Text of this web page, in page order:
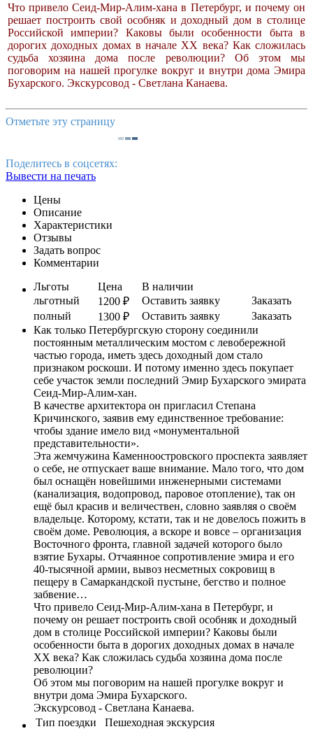
Что привело Сеид-Мир-Алим-хана в Петербург, и почему он
решает построить свой особняк и доходный дом в столице
Российской империи? Каковы были особенности быта в
дорогих доходных домах в начале XX века? Как сложилась
судьба хозяина дома после революции? Об этом мы
поговорим на нашей прогулке вокруг и внутри дома Эмира
Бухарского. Экскурсовод - Светлана Канаева.
Отметьте эту страницу
Поделитесь в соцсетях:
Вывести на печать
Цены
Описание
Характеристики
Отзывы
Задать вопрос
Комментарии
Льготы
Цена
В наличии
льготный
1200 ₽ Оставить заявку
Заказать
полный
1300 ₽ Оставить заявку
Заказать
Как только Петербургскую сторону соединили
постоянным металлическим мостом с левобережной
частью города, иметь здесь доходный дом стало
признаком роскоши. И потому именно здесь покупает
себе участок земли последний Эмир Бухарского эмирата
Сеид-Мир-Алим-хан.
В качестве архитектора он пригласил Степана
Кричинского, заявив ему единственное требование:
чтобы здание имело вид «монументальной
представительности».
Эта жемчужина Каменноостровского проспекта заявляет
о себе, не отпускает ваше внимание. Мало того, что дом
был оснащён новейшими инженерными системами
(канализация, водопровод, паровое отопление), так он
ещё был красив и величествен, словно заявляя о своём
владельце. Которому, кстати, так и не довелось пожить в
своём доме. Революция, а вскоре и вовсе – организация
Восточного фронта, главной задачей которого было
взятие Бухары. Отчаянное сопротивление эмира и его
40-тысячной армии, вывоз несметных сокровищ в
пещеру в Самаркандской пустыне, бегство и полное
забвение…
Что привело Сеид-Мир-Алим-хана в Петербург, и
почему он решает построить свой особняк и доходный
дом в столице Российской империи? Каковы были
особенности быта в дорогих доходных домах в начале
XX века? Как сложилась судьба хозяина дома после
революции?
Об этом мы поговорим на нашей прогулке вокруг и
внутри дома Эмира Бухарского.
Экскурсовод - Светлана Канаева.
Тип поездки
Пешеходная экскурсия